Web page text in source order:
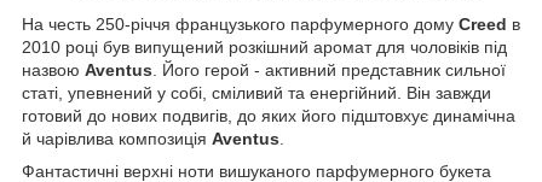
На честь 250-річчя французького парфумерного дому Creed в
2010 році був випущений розкішний аромат для чоловіків під
назвою Aventus . Його герой - активний представник сильної
статі, упевнений у собі, сміливий та енергійний. Він завжди
готовий до нових подвигів, до яких його підштовхує динамічна
й чарівлива композиція Aventus
Фантастичні верхні ноти вишуканого парфумерного букета